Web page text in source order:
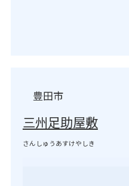
豊田市
三州足助屋敷
さんしゅうあすけやしき